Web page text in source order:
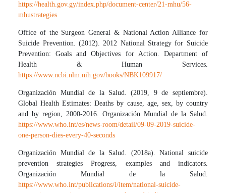
https://health.gov.gy/index.php/document-center/21-mhu/56-
mhustrategies
Office of the Surgeon General & National Action Alliance for
Suicide Prevention. (2012). 2012 National Strategy for Suicide
Prevention: Goals and Objectives for Action. Department of
Health & Human Services.
https://www.ncbi.nlm.nih.gov/books/NBK109917/
Organización Mundial de la Salud. (2019, 9 de septiembre).
Global Health Estimates: Deaths by cause, age, sex, by country
and by region, 2000-2016. Organización Mundial de la Salud.
https://www.who.int/es/news-room/detail/09-09-2019-suicide-
one-person-dies-every-40-seconds
Organización Mundial de la Salud. (2018a). National suicide
prevention strategies Progress, examples and indicators.
Organización Mundial de la Salud.
https://www.who.int/publications/i/item/national-suicide-